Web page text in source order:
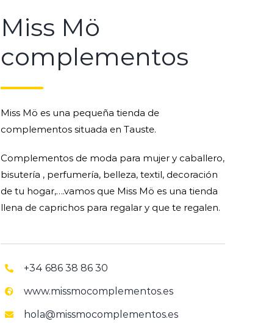
Miss Mö
complementos
Miss Mö es una pequeña tienda de
complementos situada en Tauste.
Complementos de moda para mujer y caballero,
bisutería , perfumería, belleza, textil, decoración
de tu hogar,….vamos que Miss Mö es una tienda
llena de caprichos para regalar y que te regalen.
+34 686 38 86 30
www.missmocomplementos.es
hola@missmocomplementos.es